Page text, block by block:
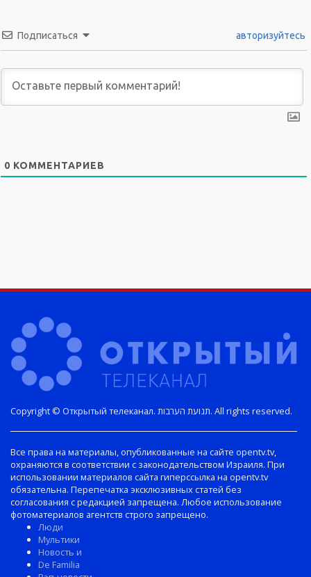
Подписаться авторизуйтесь
0 КОММЕНТАРИЕВ
Copyright © Открытый телеканал. תנועת הערבות. All rights reserved.
Все права на материалы, опубликованные на сайте opentv.tv,
охраняются в соответствии с законодательством Израиля. При
использовании материалов сайта гиперссылка на opentv.tv
обязательна. Перепечатка эксклюзивных статей без
согласования с редакцией запрещена. Любое использование
фотоматериалов агентств строго запрещено.
Люди
Мультики
Новость и
De Familia